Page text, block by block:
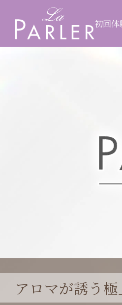
初回
アロマが誘う